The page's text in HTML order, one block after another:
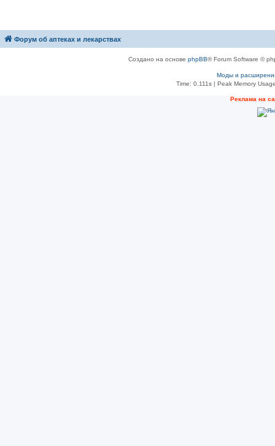
Форум об аптеках и лекарствах
Создано на основе phpBB® Forum Software ©
Моды и
Time: 0.111s| Peak Memory
Рeклама на